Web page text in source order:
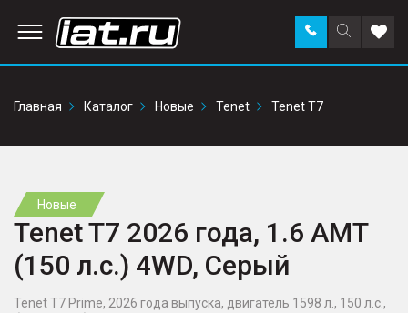
Поиск
по
Заказать
звонок в
Главная
Каталог Новые Tenet Tenet T7
Новые
Tenet T7 2026 года, 1.6 AMT
(150 л.с.) 4WD, Серый
Tenet T7 Prime, 2026 года выпуска, двигатель 1598 л., 150 л.с.,